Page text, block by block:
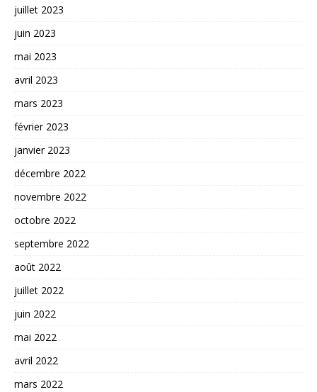
juillet 2023
juin 2023
mai 2023
avril 2023
mars 2023
février 2023
janvier 2023
décembre 2022
novembre 2022
octobre 2022
septembre 2022
août 2022
juillet 2022
juin 2022
mai 2022
avril 2022
mars 2022